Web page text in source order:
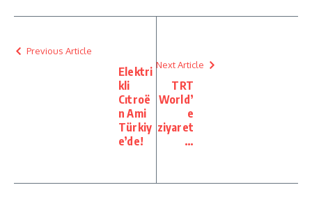
Previous Article
Elektri
kli
Cıtroë
n Ami
Türkiy
e’de!
Next Article
TRT
World’
e
ziyaret
…